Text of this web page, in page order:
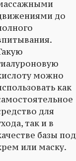
до
можно
как
для
так и в
базы под
или маску.